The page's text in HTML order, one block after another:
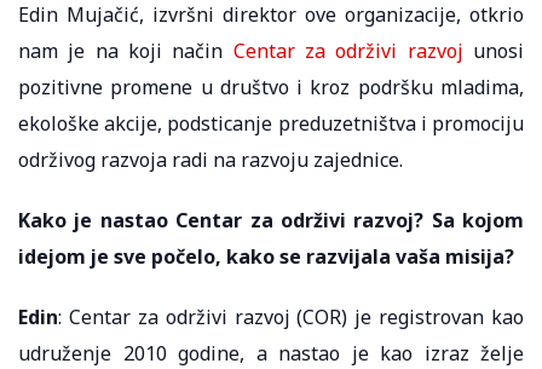
Edin Mujačić, izvršni direktor ove organizacije, otkrio
nam je na koji način Centar za održivi razvoj unosi
pozitivne promene u društvo i kroz podršku mladima,
ekološke akcije, podsticanje preduzetništva i promociju
održivog razvoja radi na razvoju zajednice.
Kako je nastao Centar za održivi razvoj? Sa kojom
idejom je sve počelo, kako se razvijala vaša misija?
Edin: Centar za održivi razvoj (COR) je registrovan kao
udruženje 2010 godine, a nastao je kao izraz želje